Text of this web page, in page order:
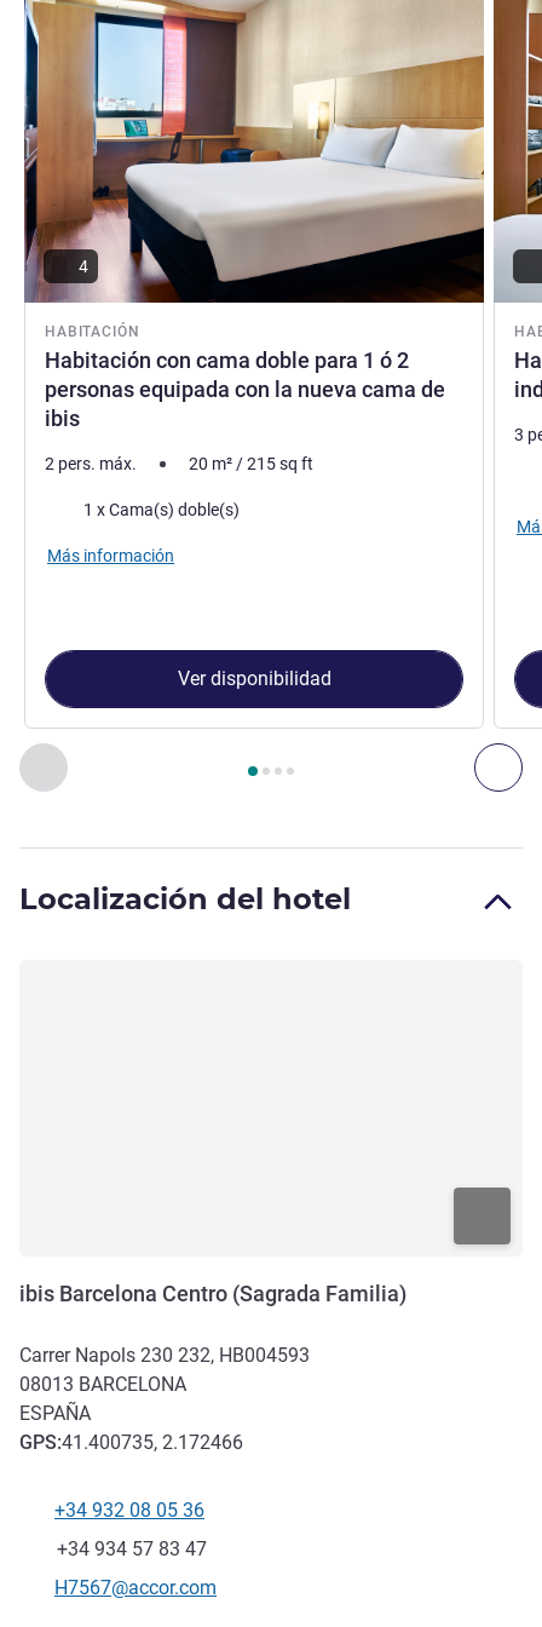
Familia) le da la bienvenida. Disfrute de nuestra situación
en el corazón de Barcelona para visitar los monumentos
más importantes de la ciudad
MUNILL JORDI, Gestión hotelera
Anterior - Habitación
Página , Habitación 1 : Habitación con cama doble
HABITACIÓN
Habitación con cama doble para 1 ó 2
personas equipada con la nueva cama de
ibis
4
2 pers. máx. 20 m²/215sq ft
Ropa de cama
1 x Cama(s) doble(s)
Más información
Ver disponibilidad
3
Localización del hotel
ibis Barcelona Centro (Sagrada Familia)
Carrer Napols 230 232, HB004593
08013 BARCELONA
ESPAÑA
GPS:41.400735, 2.172466
Teléfono
+34 932 08 05 36
Fax
+34 934 57 83 47
Correo electrónico de contacto
H7567@accor.com